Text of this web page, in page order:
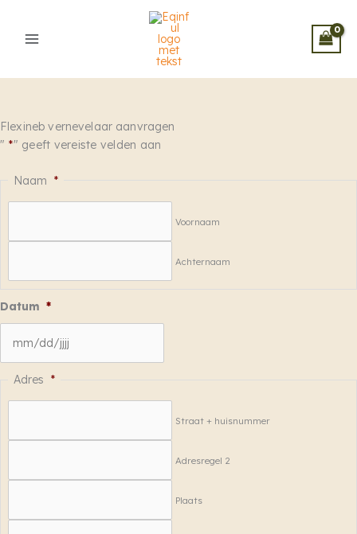
Flexineb vernevelaar aanvragen
" *" geeft vereiste velden aan
Naam *
Voornaam
Achternaam
Datum *
JJJJ
Adres *
Straat + huisnummer
Adresregel 2
Plaats